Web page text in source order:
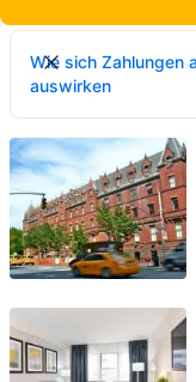
Wie sich Zahlungen
auswirken